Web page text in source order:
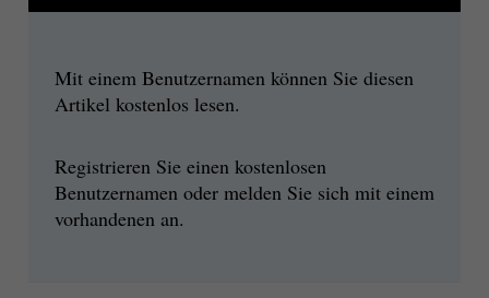
Mit einem Benutzernamen können Sie diesen
Artikel kostenlos lesen.
Registrieren Sie einen kostenlosen
Benutzernamen oder melden Sie sich mit einem
vorhandenen an.